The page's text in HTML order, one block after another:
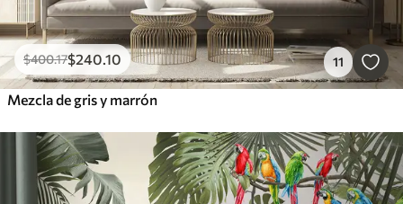
$400.17$240 .10 11
Mezcla de gris y marrón